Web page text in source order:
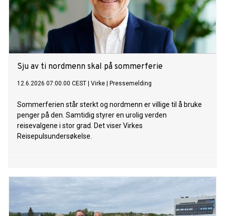
Sju av ti nordmenn skal på sommerferie
12.6.2026 07:00:00 CEST Virke Pressemelding
Sommerferien står sterkt og nordmenn er villige til å bruke
penger på den. Samtidig styrer en urolig verden
reisevalgene i stor grad. Det viser Virkes
Reisepulsundersøkelse.